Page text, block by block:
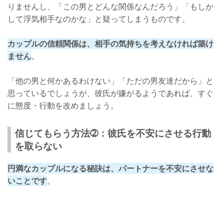
りませんし、「この男とどんな関係なんだろう」「もしか
して浮気相手なのかな」と疑ってしまうものです。
カップルの信頼関係は、相手の気持ちを考えなければ築け
ません。
「他の男と何かあるわけない」「ただの男友達だから」と
思っているでしょうが、彼氏が嫌がるようであれば、すぐ
に態度・行動を改めましょう。
信じてもらう方法➁：彼氏を不安にさせる行動
を取らない
円満なカップルになる秘訣は、パートナーを不安にさせな
いことです。